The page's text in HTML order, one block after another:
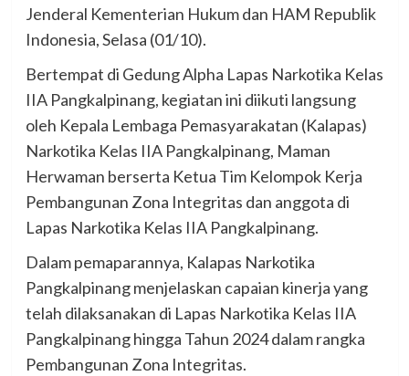
Jenderal Kementerian Hukum dan HAM Republik
Indonesia, Selasa (01/10).
Bertempat di Gedung Alpha Lapas Narkotika Kelas
IIA Pangkalpinang, kegiatan ini diikuti langsung
oleh Kepala Lembaga Pemasyarakatan (Kalapas)
Narkotika Kelas IIA Pangkalpinang, Maman
Herwaman berserta Ketua Tim Kelompok Kerja
Pembangunan Zona Integritas dan anggota di
Lapas Narkotika Kelas IIA Pangkalpinang.
Dalam pemaparannya, Kalapas Narkotika
Pangkalpinang menjelaskan capaian kinerja yang
telah dilaksanakan di Lapas Narkotika Kelas IIA
Pangkalpinang hingga Tahun 2024 dalam rangka
Pembangunan Zona Integritas.